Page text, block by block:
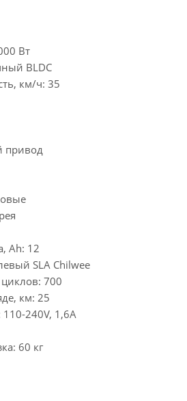
Вт
BLDC
км/ч: 35
привод
Ah: 12
SLA Chilwee
циклов: 700
км: 25
110-240V, 1,6A
60 кг